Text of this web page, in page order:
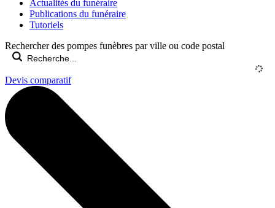
Actualités du funéraire
Publications du funéraire
Tutoriels
Rechercher des pompes funèbres par ville ou code postal
Devis comparatif